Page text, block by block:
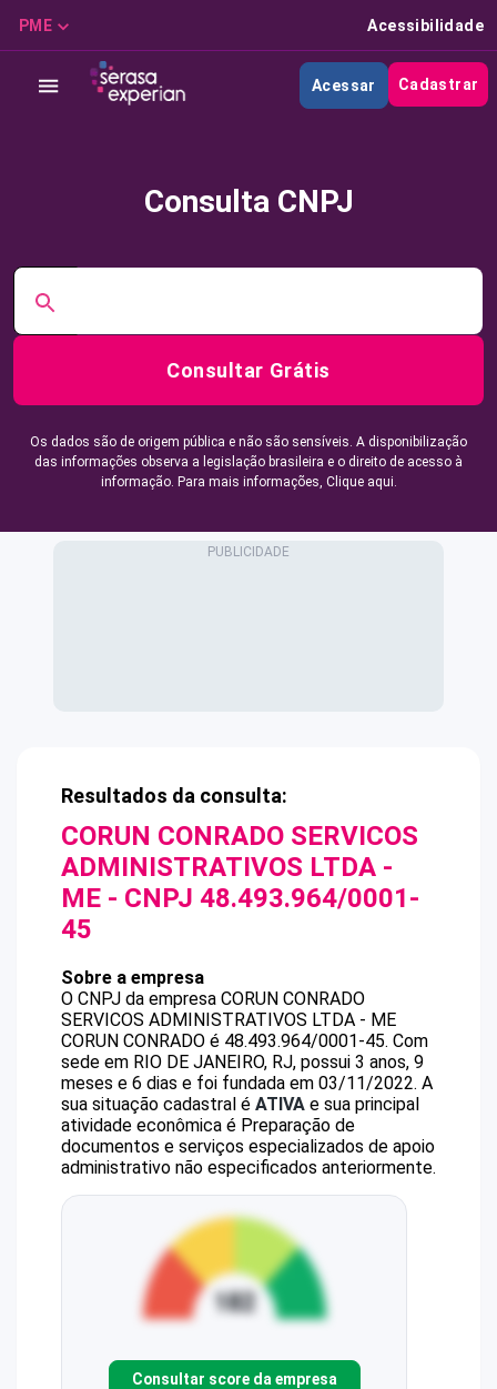
PME Acessibilidade
Acessar Cadastrar
Consulta CNPJ
Consultar Grátis
Os dados são de origem pública e não são sensíveis. A disponibilização
das informações observa a legislação brasileira e o direito de acesso à
informação. Para mais informações, Clique aqui.
Resultados da consulta:
CORUN CONRADO SERVICOS
ADMINISTRATIVOS LTDA -
ME - CNPJ 48.493.964/0001-
45
Sobre a empresa
O CNPJ da empresa CORUN CONRADO
SERVICOS ADMINISTRATIVOS LTDA - ME
CORUN CONRADO é 48.493.964/0001-45. Com
sede em RIO DE JANEIRO, RJ, possui 3 anos, 9
meses e 6 dias e foi fundada em 03/11/2022. A
sua situação cadastral é ATIVA e sua principal
atividade econômica é Preparação de
documentos e serviços especializados de apoio
administrativo não especificados anteriormente.
Consultar score da empresa